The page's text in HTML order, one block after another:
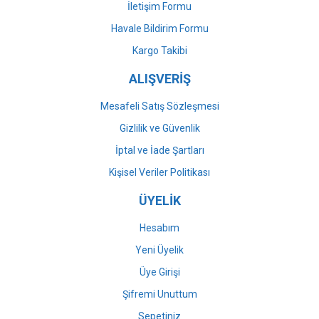
Gönder
İletişim Formu
Havale Bildirim Formu
Kargo Takibi
ALIŞVERİŞ
Mesafeli Satış Sözleşmesi
Gizlilik ve Güvenlik
İptal ve İade Şartları
Kişisel Veriler Politikası
ÜYELİK
Hesabım
Yeni Üyelik
Üye Girişi
Şifremi Unuttum
Sepetiniz